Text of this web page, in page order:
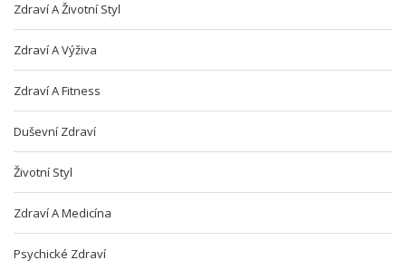
Zdraví A Životní Styl
Zdraví A Výživa
Zdraví A Fitness
Duševní Zdraví
Životní Styl
Zdraví A Medicína
Psychické Zdraví